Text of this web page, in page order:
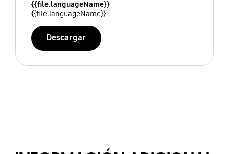
{{file.languageName}}
{{file.languageName}}
Descargar